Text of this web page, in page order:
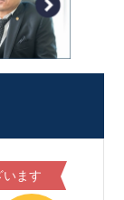
ます